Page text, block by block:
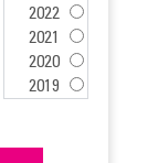
2022
2021
2020
2019